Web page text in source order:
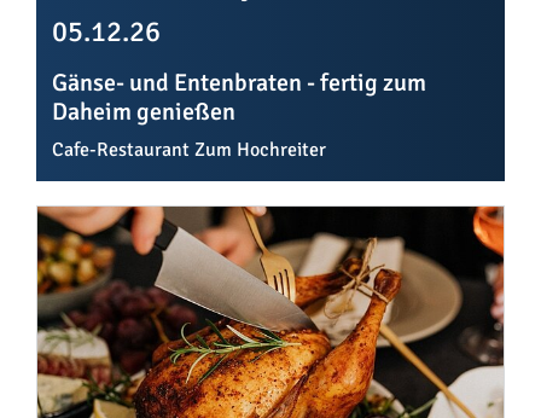
05.12.26
Gänse- und Entenbraten - fertig zum
Daheim genießen
Cafe-Restaurant Zum Hochreiter